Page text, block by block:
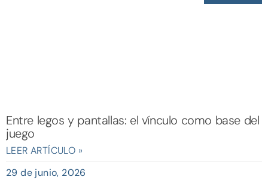
Entre legos y pantallas: el vínculo como base del
juego
LEER ARTÍCULO »
29 de junio, 2026